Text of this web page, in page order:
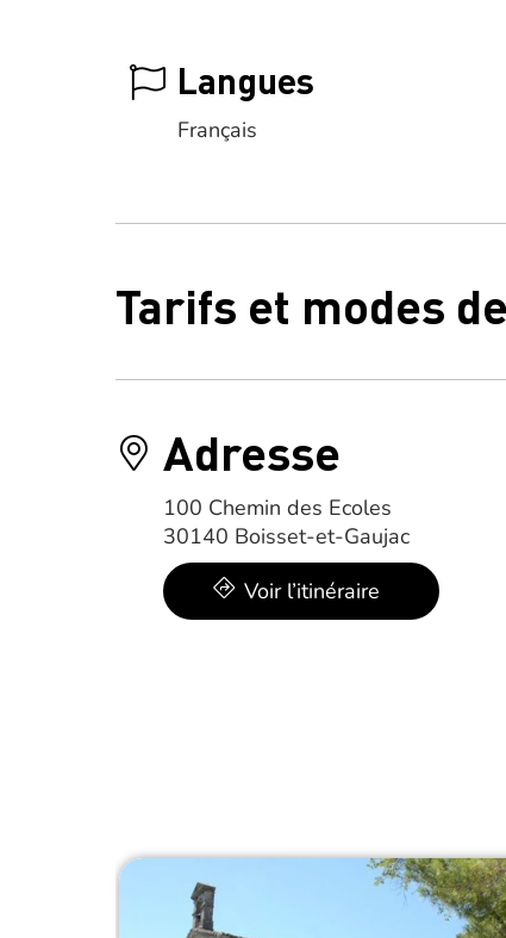
Langues
Français
Tarifs et modes
Adresse
100 Chemin des Ecoles
30140 Boisset-et-Gaujac
Voir l’itinéraire